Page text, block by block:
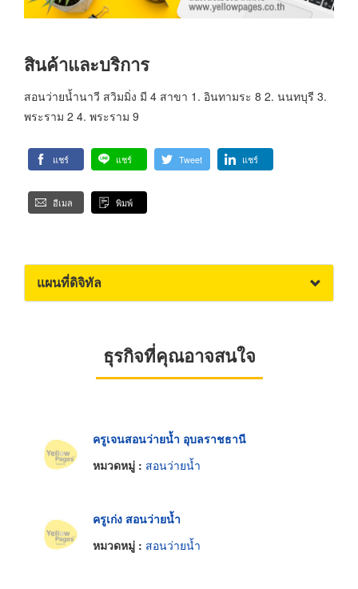
สินค้าและบริการ
สอนว่ายน้ำนาวี สวิมมิ่ง มี 4 สาขา 1. อินทามระ 8 2. นนทบุรี 3.
พระราม 2 4. พระราม 9
แชร์ แชร์ Tweet แชร์
อีเมล พิมพ์
แผนที่ดิจิทัล
ธุรกิจที่คุณอาจสนใจ
ครูเจนสอนว่ายน้ำ อุบลราชธานี
หมวดหมู่ : สอนว่ายน้ำ
ครูเก่ง สอนว่ายน้ำ
หมวดหมู่ : สอนว่ายน้ำ